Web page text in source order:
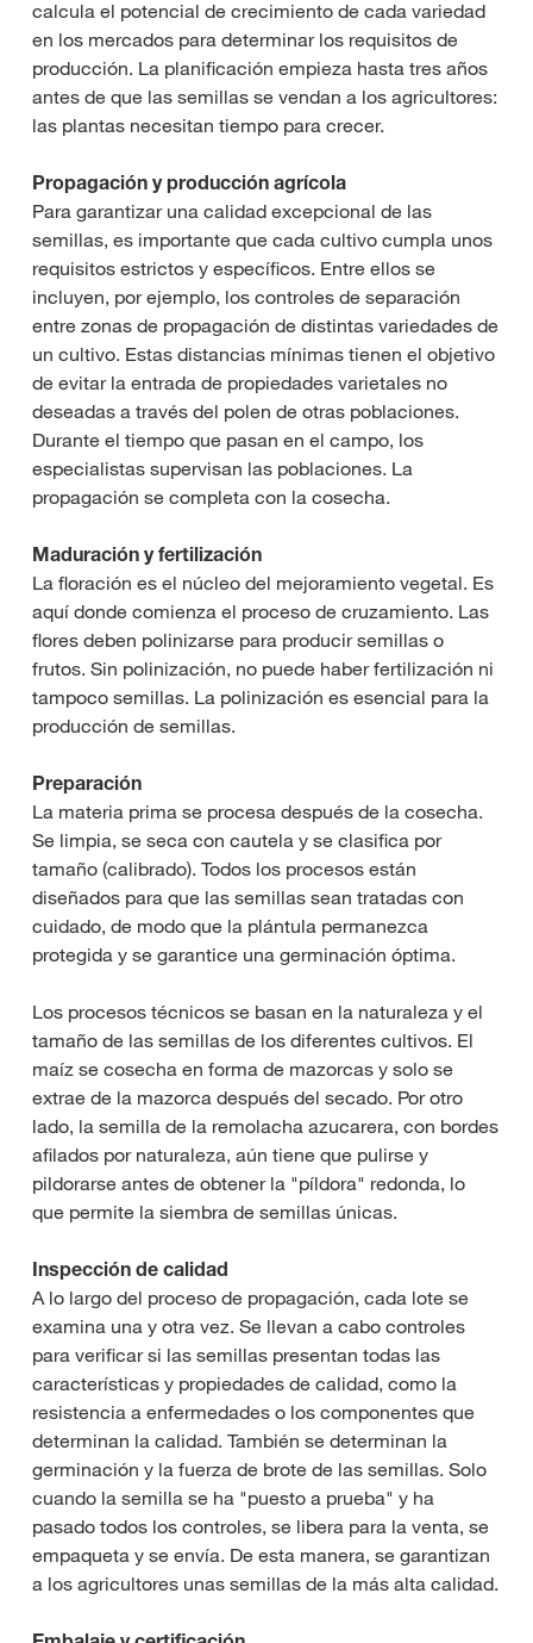
calcula el potencial de crecimiento de cada variedad
en los mercados para determinar los requisitos de
producción. La planificación empieza hasta tres años
antes de que las semillas se vendan a los agricultores:
las plantas necesitan tiempo para crecer.
Propagación y producción agrícola
Para garantizar una calidad excepcional de las
semillas, es importante que cada cultivo cumpla unos
requisitos estrictos y específicos. Entre ellos se
incluyen, por ejemplo, los controles de separación
entre zonas de propagación de distintas variedades de
un cultivo. Estas distancias mínimas tienen el objetivo
de evitar la entrada de propiedades varietales no
deseadas a través del polen de otras poblaciones.
Durante el tiempo que pasan en el campo, los
especialistas supervisan las poblaciones. La
propagación se completa con la cosecha.
Maduración y fertilización
La floración es el núcleo del mejoramiento vegetal. Es
aquí donde comienza el proceso de cruzamiento. Las
flores deben polinizarse para producir semillas o
frutos. Sin polinización, no puede haber fertilización ni
tampoco semillas. La polinización es esencial para la
producción de semillas.
Preparación
La materia prima se procesa después de la cosecha.
Se limpia, se seca con cautela y se clasifica por
tamaño (calibrado). Todos los procesos están
diseñados para que las semillas sean tratadas con
cuidado, de modo que la plántula permanezca
protegida y se garantice una germinación óptima.
Los procesos técnicos se basan en la naturaleza y el
tamaño de las semillas de los diferentes cultivos. El
maíz se cosecha en forma de mazorcas y solo se
extrae de la mazorca después del secado. Por otro
lado, la semilla de la remolacha azucarera, con bordes
afilados por naturaleza, aún tiene que pulirse y
pildorarse antes de obtener la "píldora" redonda, lo
que permite la siembra de semillas únicas.
Inspección de calidad
A lo largo del proceso de propagación, cada lote se
examina una y otra vez. Se llevan a cabo controles
para verificar si las semillas presentan todas las
características y propiedades de calidad, como la
resistencia a enfermedades o los componentes que
determinan la calidad. También se determinan la
germinación y la fuerza de brote de las semillas. Solo
cuando la semilla se ha "puesto a prueba" y ha
pasado todos los controles, se libera para la venta, se
empaqueta y se envía. De esta manera, se garantizan
a los agricultores unas semillas de la más alta calidad.